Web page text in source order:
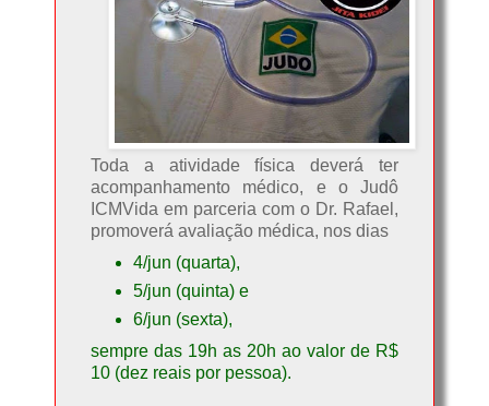
Toda a atividade física deverá ter
acompanhamento médico, e o Judô
ICMVida em parceria com o Dr. Rafael,
promoverá avaliação médica, nos dias
4/jun (quarta),
5/jun (quinta) e
6/jun (sexta),
sempre das 19h as 20h ao valor de R$
10 (dez reais por pessoa).